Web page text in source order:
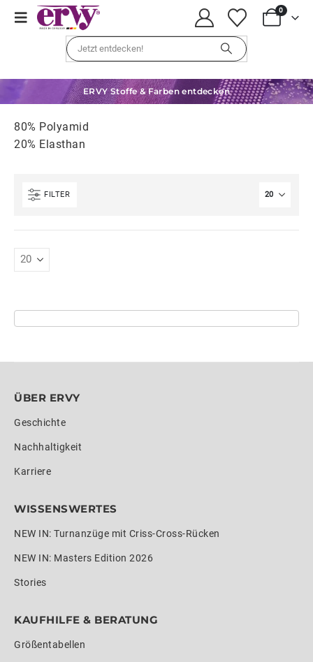
0
ERVY Stoffe & Farben entdecken
80% Polyamid
20% Elasthan
FILTER
ÜBER ERVY
Geschichte
Nachhaltigkeit
Karriere
WISSENSWERTES
NEW IN: Turnanzüge mit Criss-Cross-Rücken
NEW IN: Masters Edition 2026
Stories
KAUFHILFE & BERATUNG
Größentabellen